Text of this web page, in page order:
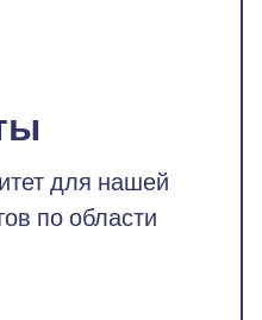
для нашей
по области